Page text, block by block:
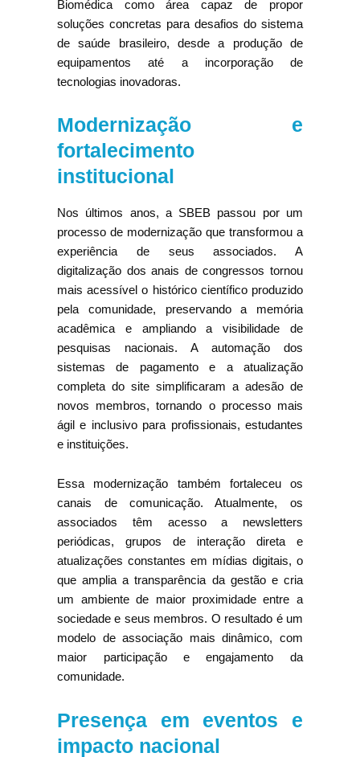
Biomédica como área capaz de propor
soluções concretas para desafios do sistema
de saúde brasileiro, desde a produção de
equipamentos até a incorporação de
tecnologias inovadoras.
Modernização e
fortalecimento
institucional
Nos últimos anos, a SBEB passou por um
processo de modernização que transformou a
experiência de seus associados. A
digitalização dos anais de congressos tornou
mais acessível o histórico científico produzido
pela comunidade, preservando a memória
acadêmica e ampliando a visibilidade de
pesquisas nacionais. A automação dos
sistemas de pagamento e a atualização
completa do site simplificaram a adesão de
novos membros, tornando o processo mais
ágil e inclusivo para profissionais, estudantes
e instituições.
Essa modernização também fortaleceu os
canais de comunicação. Atualmente, os
associados têm acesso a newsletters
periódicas, grupos de interação direta e
atualizações constantes em mídias digitais, o
que amplia a transparência da gestão e cria
um ambiente de maior proximidade entre a
sociedade e seus membros. O resultado é um
modelo de associação mais dinâmico, com
maior participação e engajamento da
comunidade.
Presença em eventos e
impacto nacional